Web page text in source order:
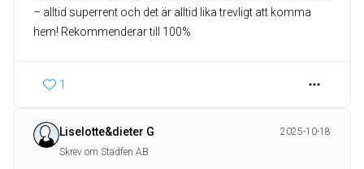
– alltid superrent och det är alltid lika trevligt att komma
hem! Rekommenderar till 100%
1
Liselotte&dieter G
2025-10-18
Skrev om Städfen AB